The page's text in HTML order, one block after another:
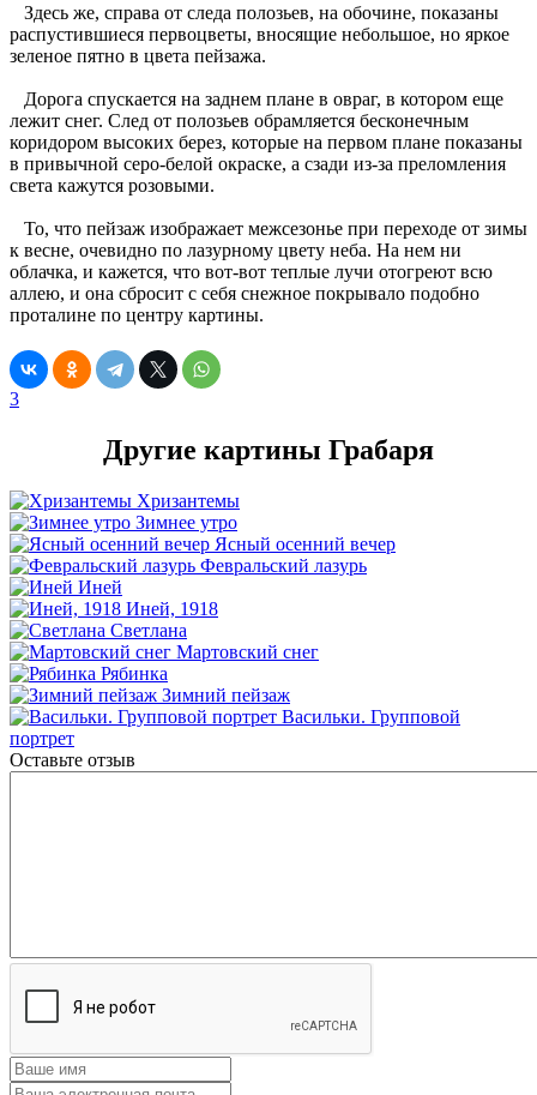
Здесь же, справа от следа полозьев, на обочине, показаны
распустившиеся первоцветы, вносящие небольшое, но яркое
зеленое пятно в цвета пейзажа.
Дорога спускается на заднем плане в овраг, в котором еще
лежит снег. След от полозьев обрамляется бесконечным
коридором высоких берез, которые на первом плане показаны
в привычной серо-белой окраске, а сзади из-за преломления
света кажутся розовыми.
То, что пейзаж изображает межсезонье при переходе от зимы
к весне, очевидно по лазурному цвету неба. На нем ни
облачка, и кажется, что вот-вот теплые лучи отогреют всю
аллею, и она сбросит с себя снежное покрывало подобно
проталине по центру картины.
3
Другие картины Грабаря
Хризантемы
Зимнее утро
Ясный осенний вечер
Февральский лазурь
Иней
Иней, 1918
Светлана
Мартовский снег
Рябинка
Зимний пейзаж
Васильки. Групповой
портрет
Оставьте отзыв